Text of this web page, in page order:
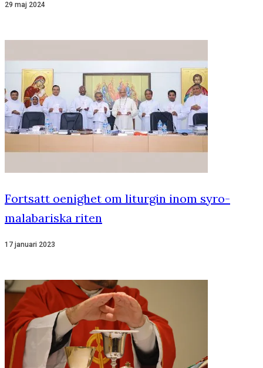
29 maj 2024
Fortsatt oenighet om liturgin inom syro-
malabariska riten
17 januari 2023